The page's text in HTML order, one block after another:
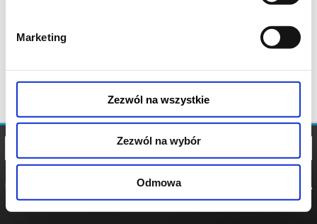
Marketing
Zezwól na wszystkie
Zezwól na wybór
Odmowa
POLITYKA
POLITYKA